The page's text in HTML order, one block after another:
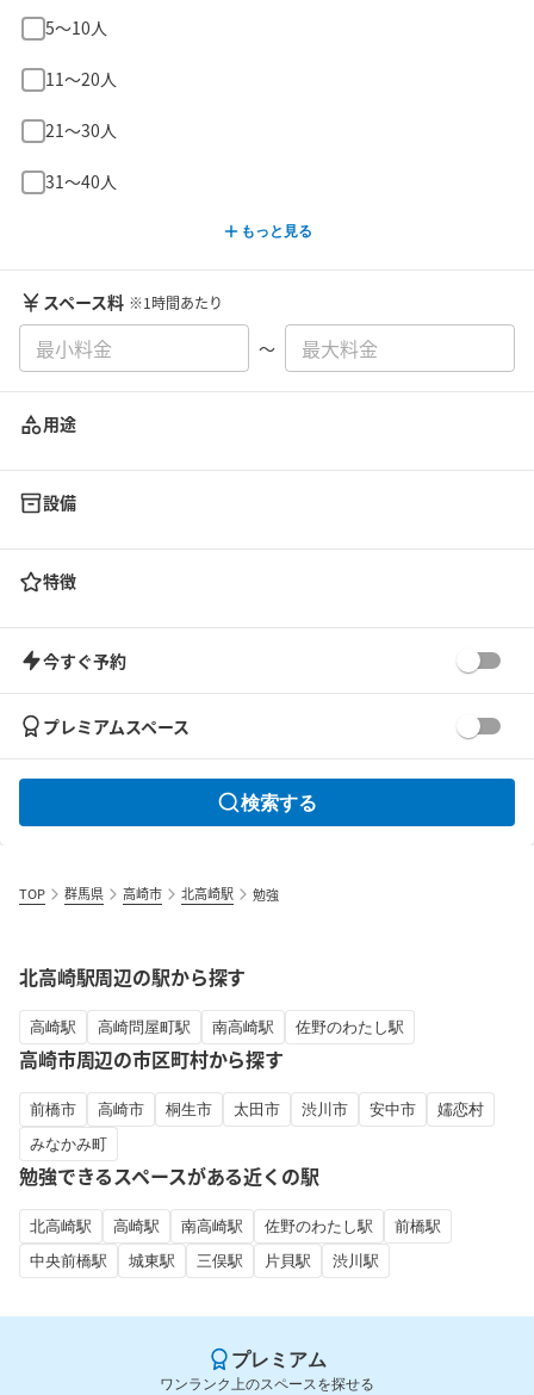
5〜10人
11〜20人
21〜30人
31〜40人
もっと見る
スペース料 ※1時間あたり
〜
用途
設備
特徴
今すぐ予約
プレミアムスペース
検索する
TOP 群馬県 高崎市 北高崎駅 勉強
北高崎駅周辺の駅から探す
高崎駅 高崎問屋町駅 南高崎駅 佐野のわたし駅
高崎市周辺の市区町村から探す
前橋市 高崎市 桐生市 太田市 渋川市 安中市
嬬恋村
みなかみ町
勉強できるスペースがある近くの駅
北高崎駅 高崎駅 南高崎駅 佐野のわたし駅
前橋駅
中央前橋駅
城東駅 三俣駅 片貝駅 渋川駅
プレミアム
ワンランク上のスペースを探せる